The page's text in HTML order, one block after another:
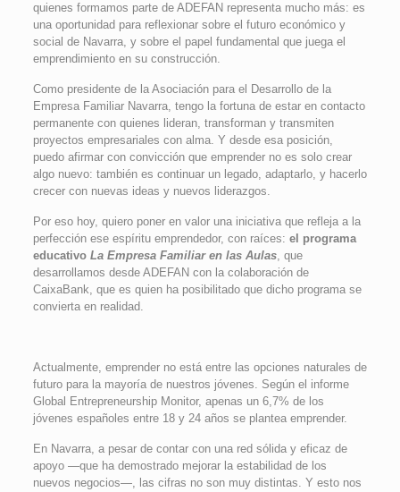
quienes formamos parte de ADEFAN representa mucho más: es
una oportunidad para reflexionar sobre el futuro económico y
social de Navarra, y sobre el papel fundamental que juega el
emprendimiento en su construcción.
Como presidente de la Asociación para el Desarrollo de la
Empresa Familiar Navarra, tengo la fortuna de estar en contacto
permanente con quienes lideran, transforman y transmiten
proyectos empresariales con alma. Y desde esa posición,
puedo afirmar con convicción que emprender no es solo crear
algo nuevo: también es continuar un legado, adaptarlo, y hacerlo
crecer con nuevas ideas y nuevos liderazgos.
Por eso hoy, quiero poner en valor una iniciativa que refleja a la
perfección ese espíritu emprendedor, con raíces: el programa
educativo La Empresa Familiar en las Aulas, que
desarrollamos desde ADEFAN con la colaboración de
CaixaBank, que es quien ha posibilitado que dicho programa se
convierta en realidad.
Actualmente, emprender no está entre las opciones naturales de
futuro para la mayoría de nuestros jóvenes. Según el informe
Global Entrepreneurship Monitor, apenas un 6,7% de los
jóvenes españoles entre 18 y 24 años se plantea emprender.
En Navarra, a pesar de contar con una red sólida y eficaz de
apoyo —que ha demostrado mejorar la estabilidad de los
nuevos negocios—, las cifras no son muy distintas. Y esto nos